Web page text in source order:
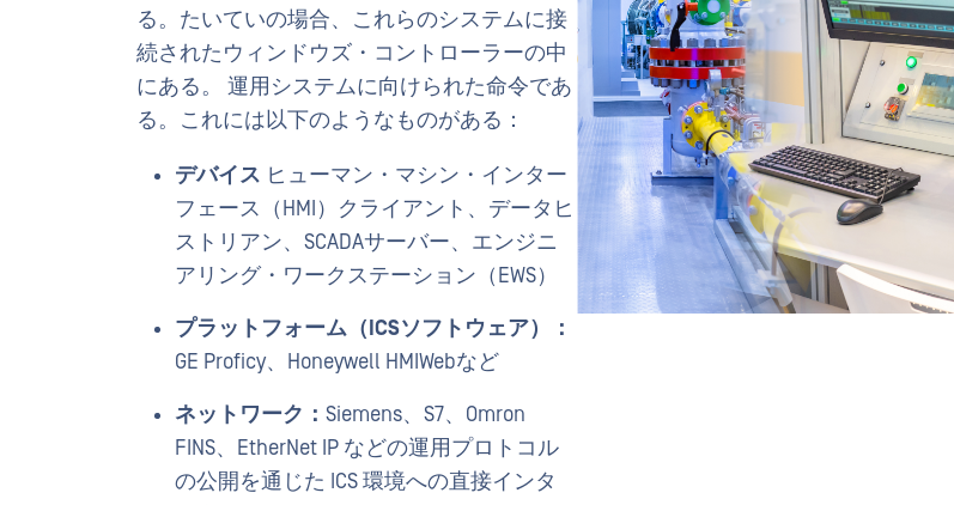
る。たいていの場合、これらのシステムに接
続されたウィンドウズ・コントローラーの中
にある。 運用システムに向けられた命令であ
る。これには以下のようなものがある：
デバイス ヒューマン・マシン・インター
フェース（HMI）クライアント、データヒ
ストリアン、SCADAサーバー、エンジニ
アリング・ワークステーション（EWS）
プラットフォーム（ICSソフトウェア）：
GE Proficy、Honeywell HMIWebなど
ネットワーク： Siemens、S7、Omron
FINS、EtherNet IP などの運用プロトコル
の公開を通じた ICS 環境への直接インタ